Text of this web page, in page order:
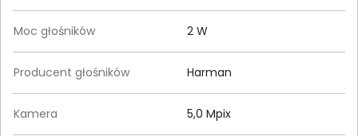
Moc głośników 2 W
Producent głośników Harman
Kamera 5,0 Mpix